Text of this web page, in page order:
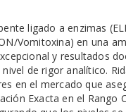
ligado a enzimas
Vomitoxina) en una
y resultados
de rigor analítico.
en el mercado que
Exacta en el Rango